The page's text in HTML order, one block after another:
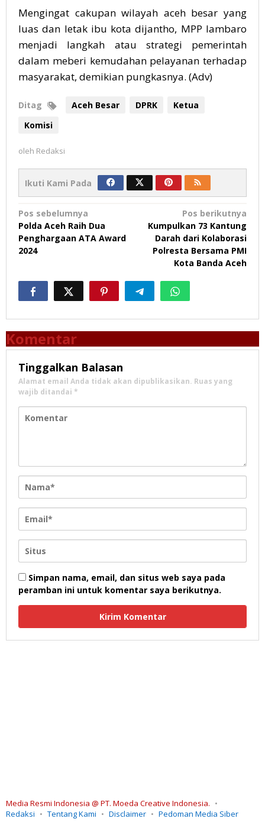
Mengingat cakupan wilayah aceh besar yang
luas dan letak ibu kota dijantho, MPP lambaro
menjadi langkah atau strategi pemerintah
dalam meberi kemudahan pelayanan terhadap
masyarakat, demikian pungkasnya. (Adv)
Ditag Aceh Besar DPRK
Ketua
Komisi
oleh Redaksi
Ikuti Kami Pada
Navigasi
pos
Pos sebelumnya
Polda Aceh Raih Dua
Penghargaan ATA Award
2024
Pos berikutnya
Kumpulkan 73 Kantung
Darah dari Kolaborasi
Polresta Bersama PMI
Kota Banda Aceh
Komentar
Tinggalkan Balasan
Alamat email Anda tidak akan dipublikasikan. Ruas yang
wajib ditandai *
Simpan nama, email, dan situs web saya pada
peramban ini untuk komentar saya berikutnya.
Media Resmi Indonesia @ PT. Moeda Creative Indonesia.
Redaksi
Tentang Kami Disclaimer Pedoman Media Siber